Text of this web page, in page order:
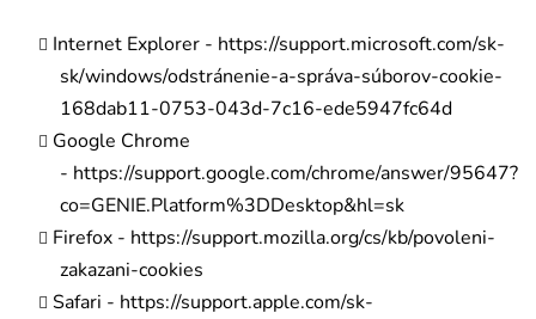
Internet Explorer - https://support.microsoft.com/sk-
sk/windows/odstránenie-a-správa-súborov-cookie-
168dab11-0753-043d-7c16-ede5947fc64d
Google Chrome
- https://support.google.com/chrome/answer/95647?
co=GENIE.Platform%3DDesktop&hl=sk
Firefox - https://support.mozilla.org/cs/kb/povoleni-
zakazani-cookies
Safari - https://support.apple.com/sk-